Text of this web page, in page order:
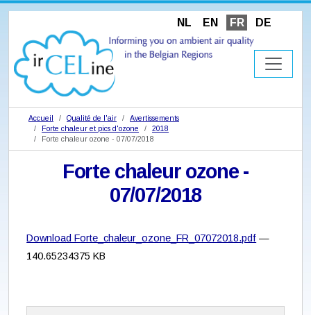
NL EN FR DE
Accueil Qualité de l'air
Avertissements
Forte chaleur et pics d'ozone
2018
Forte chaleur ozone - 07/07/2018
Forte chaleur ozone -
07/07/2018
Download Forte_chaleur_ozone_FR_07072018.pdf —
140.65234375 KB